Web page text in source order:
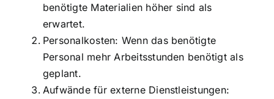
benötigte Materialien höher sind als
erwartet.
Personalkosten: Wenn das benötigte
Personal mehr Arbeitsstunden benötigt als
geplant.
Aufwände für externe Dienstleistungen: